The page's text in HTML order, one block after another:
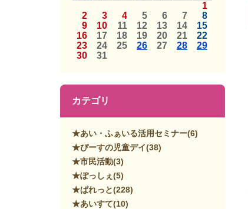
1
2
3 4 5 6 7
8
9
10 11 12 13 14
15
16
17 18 19 20 21
22
23
24 25 26 27 28
29
30
31
カテゴリ
★あい・ふぁいる活用セミナー(6)
★ぴーすの児童デイ(38)
★市民活動(3)
★ぽっしぇ (5)
★ぱれっと(228)
★あいすて(10)